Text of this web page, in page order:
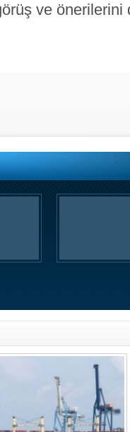
ve önerilerini